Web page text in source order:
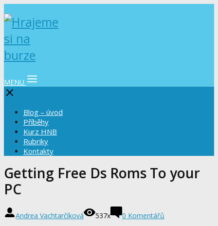
MENU
Blog – úvod
Příběhy
Kurz HNB
Rubriky
Kontakty
Getting Free Ds Roms To your
PC
Andrea Vachtarčíková 537x
0 Komentářů